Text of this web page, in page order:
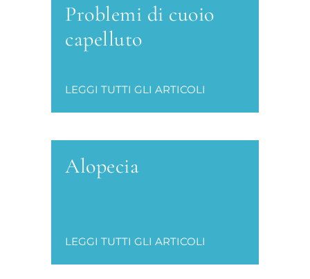
Problemi di cuoio
capelluto
LEGGI TUTTI GLI ARTICOLI
Alopecia
LEGGI TUTTI GLI ARTICOLI